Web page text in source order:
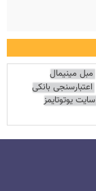
مبل مینیمال
اعتبارسنجی بانکی
سایت یوتوتایمز